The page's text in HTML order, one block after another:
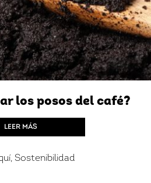
los posos del café?
LEER MÁS
, Sostenibilidad